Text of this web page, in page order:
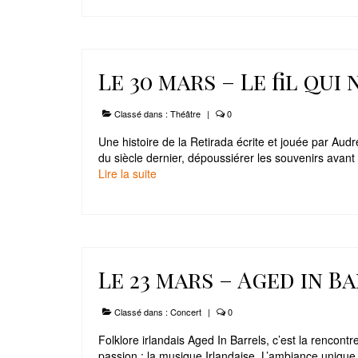
Le 30 mars – Le fil qui
Classé dans : Théâtre | 0
Une histoire de la Retirada écrite et jouée par
du siècle dernier, dépoussiérer les souvenirs
Lire la suite­­
Le 23 mars – Aged in
Classé dans : Concert | 0
Folklore irlandais Aged In Barrels, c’est la